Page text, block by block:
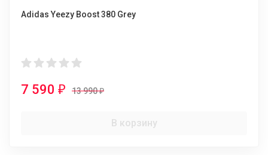
Adidas Yeezy Boost 380 Grey
7 590 ₽ 13 990₽
В корзину